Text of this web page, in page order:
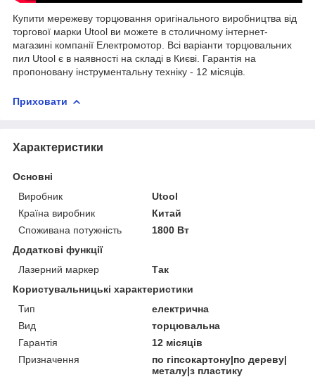
Купити мережеву торцювання оригінального виробництва від
торгової марки Utool ви можете в столичному інтернет-
магазині компанії Електромотор. Всі варіанти торцювальних
пил Utool є в наявності на складі в Києві. Гарантія на
пропоновану інструментальну техніку - 12 місяців.
Приховати
Характеристики
Основні
Виробник
Utool
Країна виробник
Китай
Споживана потужність
1800 Вт
Додаткові функції
Лазерний маркер
Так
Користувальницькі характеристики
Тип
електрична
Вид
торцювальна
Гарантія
12 місяців
Призначення
по гіпсокартону|по дереву|
металу|з пластику